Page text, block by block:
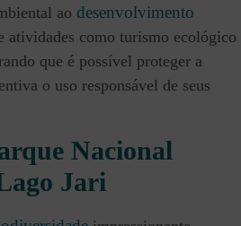
ao desenvolvimento
atividades como turismo ecológico
que é possível proteger a
o uso responsável de seus
Nacional
Jari